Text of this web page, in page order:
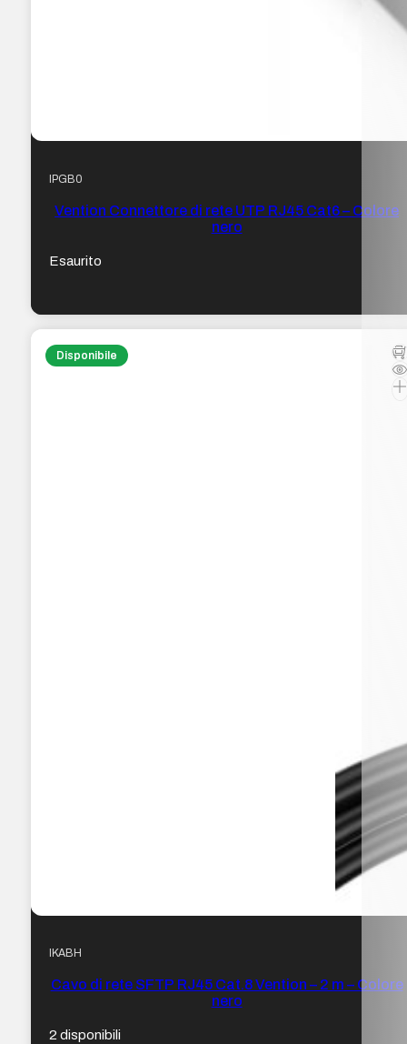
IPGB0
Vention Connettore di rete UTP RJ45 Cat6 – Colore
nero
Esaurito
Disponibile
IKABH
Cavo di rete SFTP RJ45 Cat.8 Vention – 2 m – Colore
nero
2 disponibili